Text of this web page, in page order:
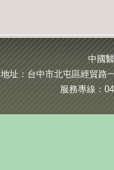
中國
地址：台中市北屯區經貿路
服務專線：